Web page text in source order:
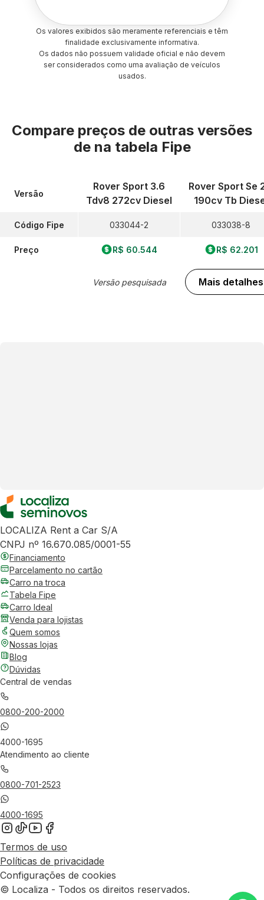
Os valores exibidos são meramente referenciais e têm
finalidade exclusivamente informativa.
Os dados não possuem validade oficial e não devem
ser considerados como uma avaliação de veículos
usados.
Compare preços de outras versões
de na tabela Fipe
Versão
Código Fipe
Preço
Rover Sport 3.6
Tdv8 272cv Diesel
033044-2
R$ 60.544
Versão pesquisada
Rover Sport Se
190cv Tb
033038-8
R$ 62.201
Mais detalhes
LOCALIZA Rent a Car S/A
CNPJ nº 16.670.085/0001-55
Financiamento
Parcelamento no cartão
Carro na troca
Tabela Fipe
Carro Ideal
Venda para lojistas
Quem somos
Nossas lojas
Blog
Dúvidas
Central de vendas
0800-200-2000
4000-1695
Atendimento ao cliente
0800-701-2523
4000-1695
Termos de uso
Políticas de privacidade
Configurações de cookies
© Localiza - Todos os direitos reservados.